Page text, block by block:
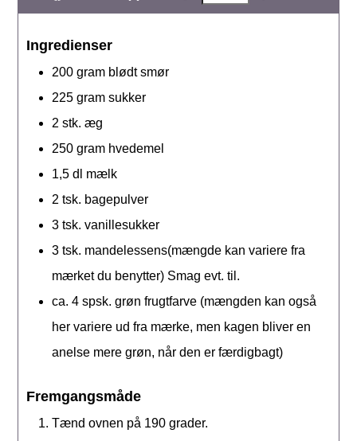
Ingredienser
200 gram blødt smør
225 gram sukker
2 stk. æg
250 gram hvedemel
1,5 dl
mælk
2 tsk. bagepulver
3 tsk. vanillesukker
3 tsk. mandelessens(mængde kan variere fra
mærket du benytter) Smag evt. til.
ca. 4 spsk. grøn frugtfarve (mængden kan også
her variere ud fra mærke, men kagen bliver en
anelse mere grøn, når den er færdigbagt)
Fremgangsmåde
Tænd ovnen på 190 grader.